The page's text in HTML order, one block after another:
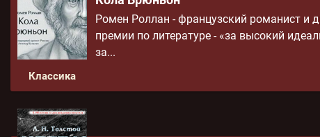
Классика
Ромен Роллан - французский романист и
премии по литературе - «за высокий
за...